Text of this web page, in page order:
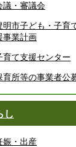
議・審議会
明市子ども・子育
事業計画
育て支援センター
育所等の事業者公
し
娠・出産